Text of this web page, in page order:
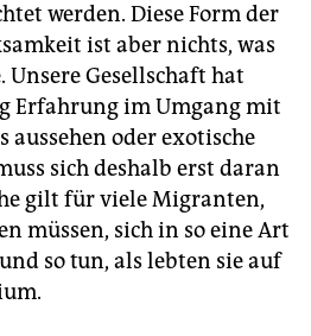
werden. Diese Form der
ist aber nichts, was
Unsere Gesellschaft hat
Erfahrung im Umgang mit
aussehen oder exotische
sich deshalb erst daran
gilt für viele Migranten,
müssen, sich in so eine Art
so tun, als lebten sie auf